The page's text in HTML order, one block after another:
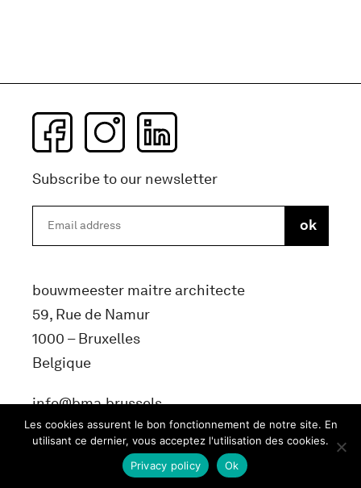
Subscribe to our newsletter
bouwmeester maitre architecte
59, Rue de Namur
1000 – Bruxelles
Belgique
info@bma.brussels
Les cookies assurent le bon fonctionnement de notre site. En
utilisant ce dernier, vous acceptez l'utilisation des cookies.
Ok
Privacy policy